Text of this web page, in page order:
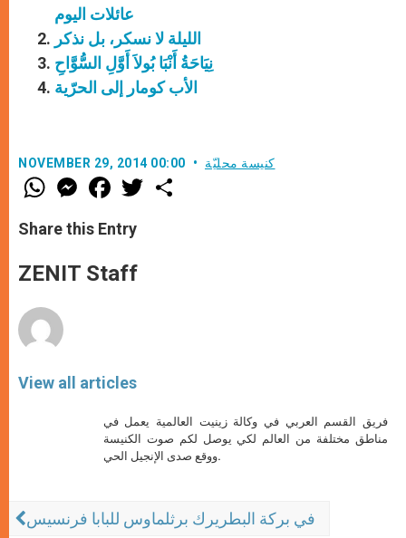
عائلات اليوم
الليلة لا نسكر، بل نذكر
نِيَاحَةُ أَنْبَا بُولاَ أَوَّلِ السُّوَّاحِ
الأب كومار إلى الحرّية
NOVEMBER 29, 2014 00:00 كنيسة محليّة
W
h
t
s
p
p
M
e
s
e
g
e
F
a
e
b
o
k
w
Share this Entry
ZENIT Staff
View all articles
فريق القسم العربي في وكالة زينيت العالمية يعمل في
مناطق مختلفة من العالم لكي يوصل لكم صوت الكنيسة
ووقع صدى الإنجيل الحي.
في بركة البطريرك برثلماوس للبابا فرنسيس